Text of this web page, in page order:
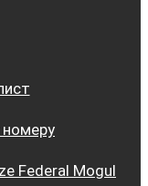
Federal Mogul